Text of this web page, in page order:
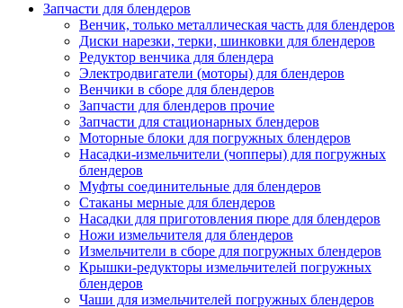
Запчасти для блендеров
Венчик, только металлическая часть для блендеров
Диски нарезки, терки, шинковки для блендеров
Редуктор венчика для блендера
Электродвигатели (моторы) для блендеров
Венчики в сборе для блендеров
Запчасти для блендеров прочие
Запчасти для стационарных блендеров
Моторные блоки для погружных блендеров
Насадки-измельчители (чопперы) для погружных
блендеров
Муфты соединительные для блендеров
Стаканы мерные для блендеров
Насадки для приготовления пюре для блендеров
Ножи измельчителя для блендеров
Измельчители в сборе для погружных блендеров
Крышки-редукторы измельчителей погружных
блендеров
Чаши для измельчителей погружных блендеров